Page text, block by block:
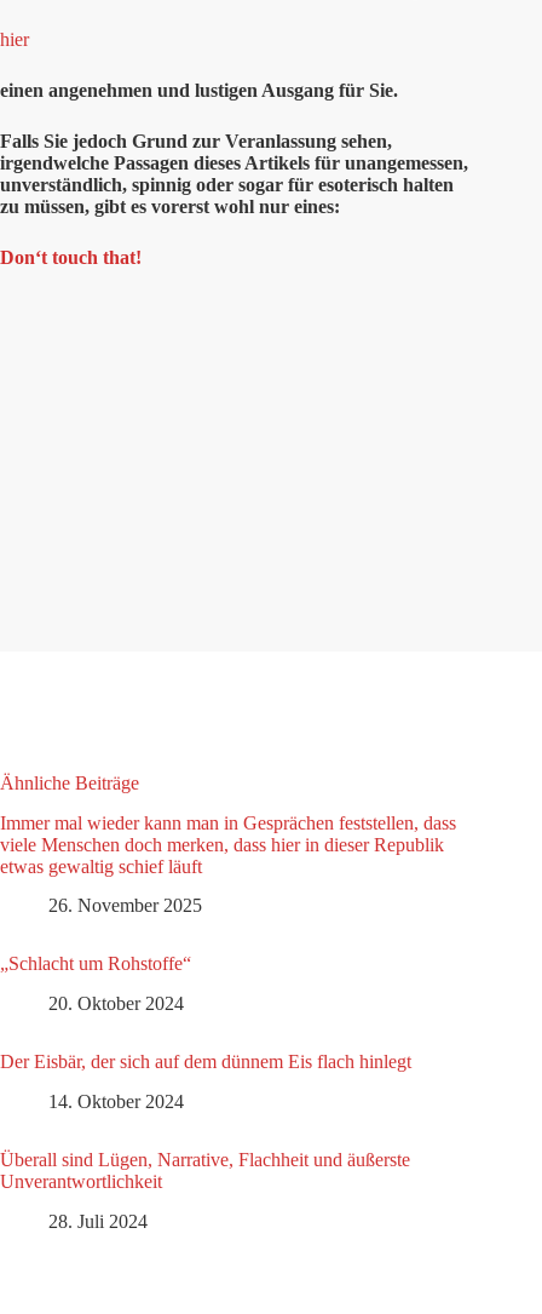
hier
einen angenehmen und lustigen Ausgang für Sie.
Falls Sie jedoch Grund zur Veranlassung sehen,
irgendwelche Passagen dieses Artikels für unangemessen,
unverständlich, spinnig oder sogar für esoterisch halten
zu müssen, gibt es vorerst wohl nur eines:
Don‘t touch that!
Ähnliche Beiträge
Immer mal wieder kann man in Gesprächen feststellen, dass
viele Menschen doch merken, dass hier in dieser Republik
etwas gewaltig schief läuft
26. November 2025
„Schlacht um Rohstoffe“
20. Oktober 2024
Der Eisbär, der sich auf dem dünnem Eis flach hinlegt
14. Oktober 2024
Überall sind Lügen, Narrative, Flachheit und äußerste
Unverantwortlichkeit
28. Juli 2024